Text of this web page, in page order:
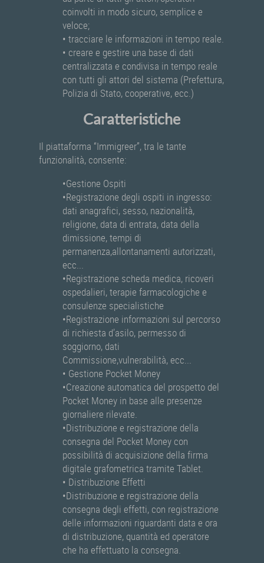
coinvolti in modo sicuro, semplice e
veloce;
• tracciare le informazioni in tempo reale.
• creare e gestire una base di dati
centralizzata e condivisa in tempo reale
con tutti gli attori del sistema (Prefettura,
Polizia di Stato, cooperative, ecc.)
Caratteristiche
Il piattaforma “Immigreer”, tra le tante
funzionalità, consente:
•Gestione Ospiti
•Registrazione degli ospiti in ingresso:
dati anagrafici, sesso, nazionalità,
religione, data di entrata, data della
dimissione, tempi di
permanenza,allontanamenti autorizzati,
ecc...
•Registrazione scheda medica, ricoveri
ospedalieri, terapie farmacologiche e
consulenze specialistiche
•Registrazione informazioni sul percorso
di richiesta d’asilo, permesso di
soggiorno, dati
Commissione,vulnerabilità, ecc...
• Gestione Pocket Money
•Creazione automatica del prospetto del
Pocket Money in base alle presenze
giornaliere rilevate.
•Distribuzione e registrazione della
consegna del Pocket Money con
possibilità di acquisizione della firma
digitale grafometrica tramite Tablet.
• Distribuzione Effetti
•Distribuzione e registrazione della
consegna degli effetti, con registrazione
delle informazioni riguardanti data e ora
di distribuzione, quantità ed operatore
che ha effettuato la consegna.